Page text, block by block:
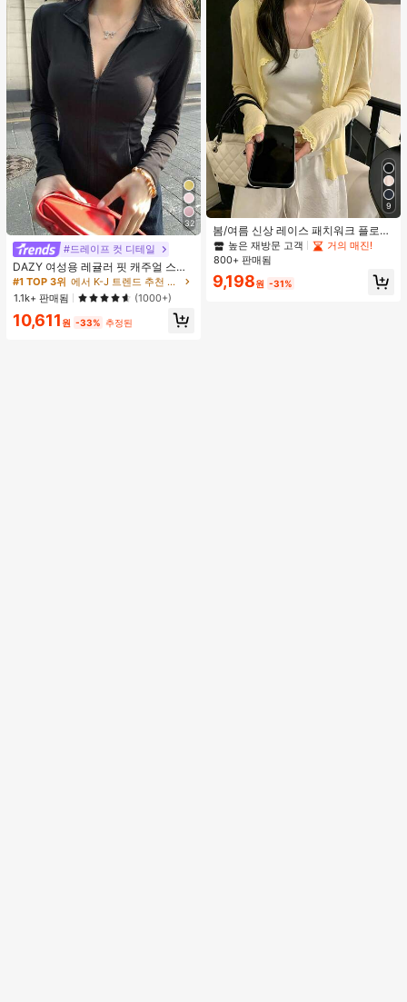
32
#드레이프 컷 디테일
DAZY 여성용 레귤러 핏 캐주얼 스포
츠 지퍼업 봄버 재킷, 봄, 가을 여성 의
류 여성 코트
#1 TOP 3위
에서 K-J 트렌드 추천 상품 여성 아우터웨어
1.1k+ 판매됨
(1000+)
10,611 원 -33% 추정된
9
봄/여름 신상 레이스 패치워크 플로럴
트림 소프트 니트 가디건 경량 재킷 탑
여성용, 코티지코어 옐로우
높은 재방문 고객
거의 매진!
800+ 판매됨
9,198원 -31%